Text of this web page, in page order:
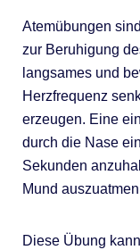
Atemübungen
zur Beruhigung
langsames und
Herzfrequenz
erzeugen. Eine
durch die Nase
Sekunden
Mund
Diese Übung